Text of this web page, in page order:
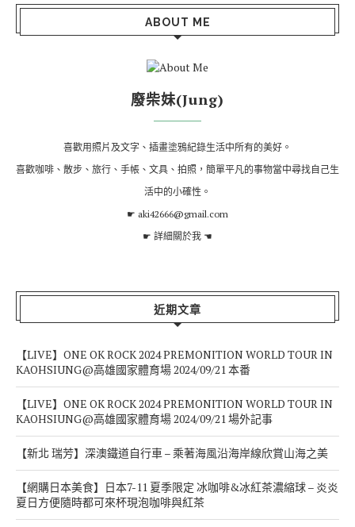
ABOUT ME
廢柴妹(Jung)
喜歡用照片及文字、插畫塗鴉紀錄生活中所有的美好。
喜歡咖啡、散步、旅行、手帳、文具、拍照，簡單平凡的事物當中尋找自己生
活中的小確性。
☛ aki42666@gmail.com
☛ 詳細關於我 ☚
近期文章
【LIVE】ONE OK ROCK 2024 PREMONITION WORLD TOUR IN
KAOHSIUNG@高雄國家體育場 2024/09/21 本番
【LIVE】ONE OK ROCK 2024 PREMONITION WORLD TOUR IN
KAOHSIUNG@高雄國家體育場 2024/09/21 場外記事
【新北 瑞芳】深澳鐵道自行車 – 乘著海風沿海岸線欣賞山海之美
【網購日本美食】日本7-11 夏季限定 冰咖啡&冰紅茶濃縮球 – 炎炎
夏日方便隨時都可來杯現泡咖啡與紅茶